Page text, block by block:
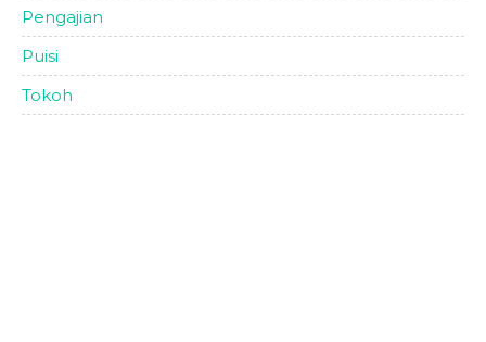
Pengajian
Puisi
Tokoh